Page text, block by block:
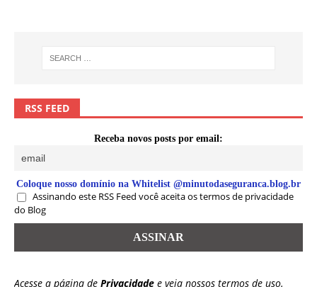
RSS FEED
Receba novos posts por email:
Coloque nosso domínio na Whitelist @minutodaseguranca.blog.br
Assinando este RSS Feed você aceita os termos de privacidade
do Blog
Acesse a página de Privacidade e veja nossos termos de uso.